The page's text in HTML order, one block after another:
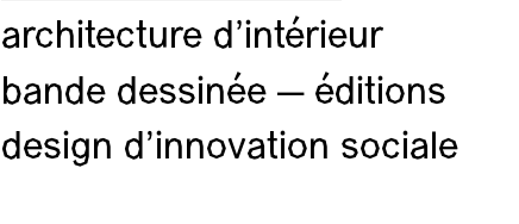
architecture d’intérieur
bande dessinée — éditions
design d'innovation sociale